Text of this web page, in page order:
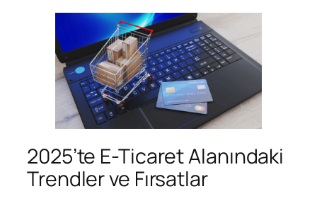
2025’te E-Ticaret Alanındaki
Trendler ve Fırsatlar